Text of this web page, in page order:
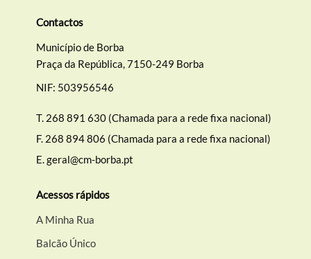
Contactos
Município de Borba
Praça da República, 7150-249 Borba
NIF: 503956546
T. 268 891 630 (Chamada para a rede fixa nacional)
F. 268 894 806 (Chamada para a rede fixa nacional)
E.geral@cm-borba.pt
Acessos rápidos
A Minha Rua
Balcão Único